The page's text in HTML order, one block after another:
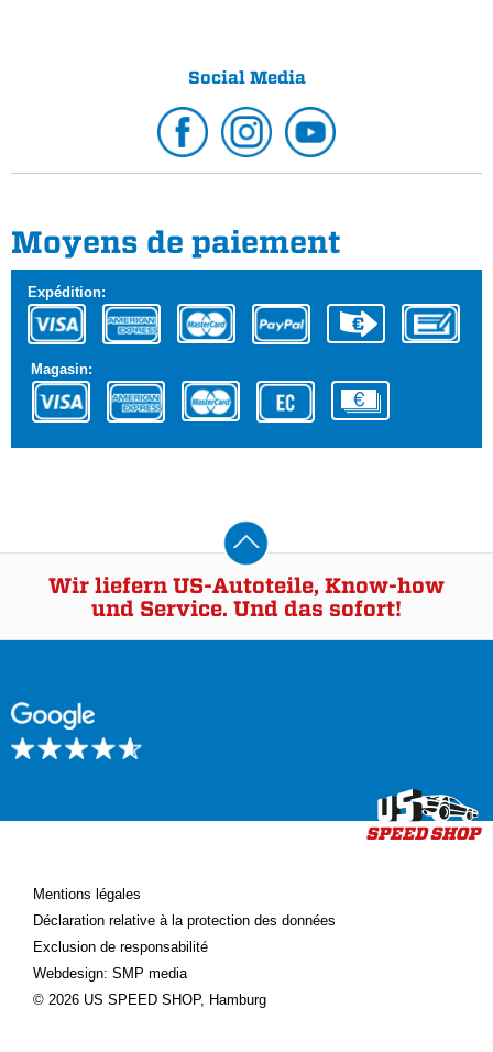
Social Media
Moyens de paiement
Expédition:
Magasin:
Wir liefern US-Autoteile, Know-how
und Service. Und das sofort!
Mentions légales
Déclaration relative à la protection des données
Exclusion de responsabilité
Webdesign: SMP media
© 2026 US SPEED SHOP, Hamburg